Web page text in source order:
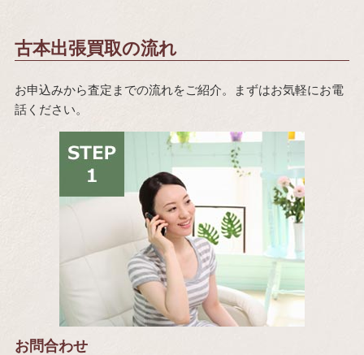
古本出張買取の流れ
お申込みから査定までの流れをご紹介。まずはお気軽にお電
話ください。
お問合わせ